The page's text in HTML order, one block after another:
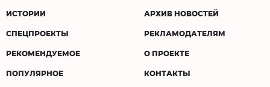
ИСТОРИИ
СПЕЦПРОЕКТЫ
РЕКОМЕНДУЕМОЕ
ПОПУЛЯРНОЕ
АРХИВ НОВОСТЕЙ
РЕКЛАМОДАТЕЛЯМ
О ПРОЕКТЕ
КОНТАКТЫ